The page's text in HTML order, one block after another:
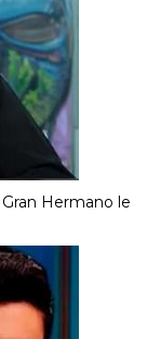
Hermano le